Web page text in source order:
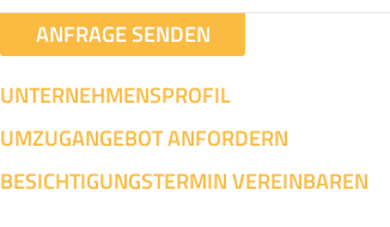
SO ERRECHNET SICH DIE KOSTENSCHÄTZUNG
ANFRAGE SENDEN
UNTERNEHMENSPROFIL
UMZUGANGEBOT ANFORDERN
BESICHTIGUNGSTERMIN VEREINBAREN